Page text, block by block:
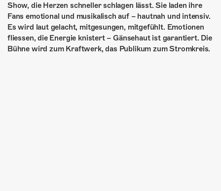
Show, die Herzen schneller schlagen lässt. Sie laden ihre
Fans emotional und musikalisch auf – hautnah und intensiv.
Es wird laut gelacht, mitgesungen, mitgefühlt. Emotionen
fliessen, die Energie knistert – Gänsehaut ist garantiert. Die
Bühne wird zum Kraftwerk, das Publikum zum Stromkreis.